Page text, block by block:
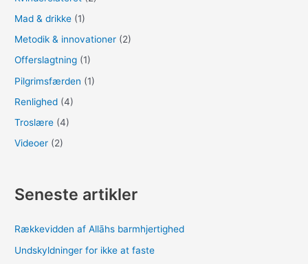
Mad & drikke (1)
Metodik & innovationer (2)
Offerslagtning (1)
Pilgrimsfærden (1)
Renlighed (4)
Troslære (4)
Videoer (2)
Seneste artikler
Rækkevidden af Allāhs barmhjertighed
Undskyldninger for ikke at faste